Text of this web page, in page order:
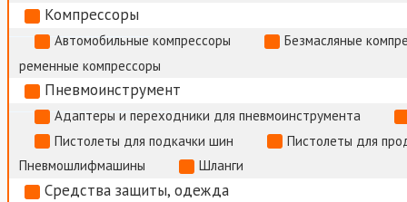
Компрессоры
Автомобильные компрессоры
Безмасляные
ременные компрессоры
Пневмоинструмент
Адаптеры и переходники для пневмоинструмента
Пистолеты для подкачки шин
Пистолеты для
Пневмошлифмашины
Шланги
Средства защиты, одежда